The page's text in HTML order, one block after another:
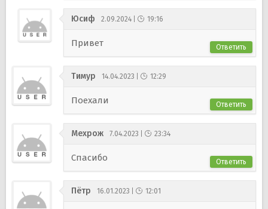
Юсиф 2.09.2024 19:16
Привет Ответить
Тимур 14.04.2023 12:29
Поехали Ответить
Мехрож 7.04.2023 23:34
Спасибо Ответить
Пётр 16.01.2023 12:01